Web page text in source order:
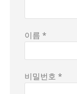
이름 *
비밀번호 *